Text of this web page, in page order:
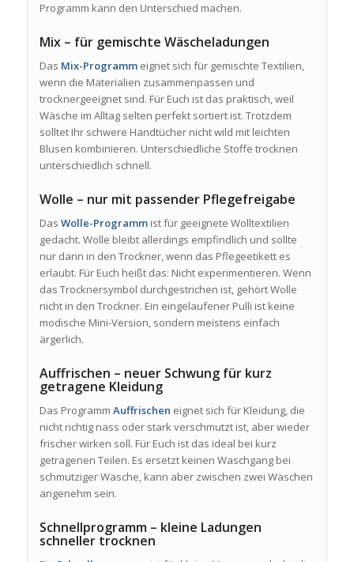
Programm kann den Unterschied machen.
Mix – für gemischte Wäscheladungen
Das Mix-Programmeignet sich für gemischte Textilien,
wenn die Materialien zusammenpassen und
trocknergeeignet sind. Für Euch ist das praktisch, weil
Wäsche im Alltag selten perfekt sortiert ist. Trotzdem
solltet Ihr schwere Handtücher nicht wild mit leichten
Blusen kombinieren. Unterschiedliche Stoffe trocknen
unterschiedlich schnell.
Wolle – nur mit passender Pflegefreigabe
Das Wolle-Programmist für geeignete Wolltextilien
gedacht. Wolle bleibt allerdings empfindlich und sollte
nur dann in den Trockner, wenn das Pflegeetikett es
erlaubt. Für Euch heißt das: Nicht experimentieren. Wenn
das Trocknersymbol durchgestrichen ist, gehört Wolle
nicht in den Trockner. Ein eingelaufener Pulli ist keine
modische Mini-Version, sondern meistens einfach
ärgerlich.
Auffrischen – neuer Schwung für kurz
getragene Kleidung
Das Programm Auffrischen eignet sich für Kleidung, die
nicht richtig nass oder stark verschmutzt ist, aber wieder
frischer wirken soll. Für Euch ist das ideal bei kurz
getragenen Teilen. Es ersetzt keinen Waschgang bei
schmutziger Wäsche, kann aber zwischen zwei Wäschen
angenehm sein.
Schnellprogramm – kleine Ladungen
schneller trocknen